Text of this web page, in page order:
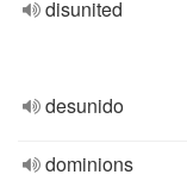
disunited
desunido
dominions